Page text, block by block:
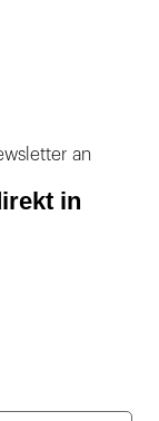
an
in